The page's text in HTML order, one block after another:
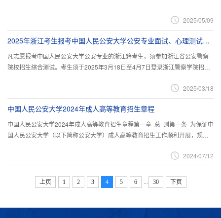
2025/05/09
2025年浙江考生报考中国人民公安大学公安专业面试、心理测试和体能测试须知
凡志愿报考中国人民公安大学公安专业的浙江籍考生，须参加浙江省公安警察
院校招生综合测试。考生须于2025年3月18日至4月7日登录浙江警察学院招生
报名系统办理报名手续，缴纳报名费160元。未按要求参加“公安警察院校招生
综合测试”的，将无法填报我校公安专业志愿。综合测试包括面试、心理测试和
体能测试，其中任何一项不合格，则综合测试不合格。一、测...
2025/03/18
中国人民公安大学2024年成人高等教育招生章程
中国人民公安大学2024年成人高等教育招生章程第一章 总 则第一条 为保证中
国人民公安大学（以下简称公安大学）成人高等教育招生工作顺利开展，规范
和国高等教育法》以及教育部、公安部和各省（区、市）教育行政部门、招生
考试机构关于成人高等教育考试招生工作有关规定要求，结合实际，制定本章
程。第二条 公安大学是公安部直属全日制普通高等学校，...
2024/07/12
上页 1 2 3 4 5 6 ... 30 下页